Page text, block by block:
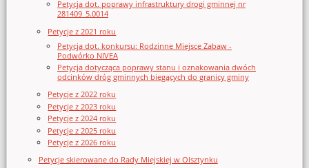
Petycja dot. poprawy infrastruktury drogi gminnej nr
281409_5.0014
Petycje z 2021 roku
Petycja dot. konkursu: Rodzinne Miejsce Zabaw -
Podwórko NIVEA
Petycja dotycząca poprawy stanu i oznakowania dwóch
odcinków dróg gminnych biegących do granicy gminy
Petycje z 2022 roku
Petycje z 2023 roku
Petycje z 2024 roku
Petycje z 2025 roku
Petycje z 2026 roku
Petycje skierowane do Rady Miejskiej w Olsztynku